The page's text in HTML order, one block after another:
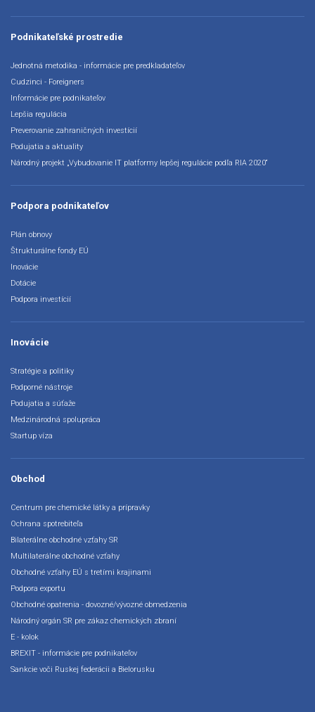
Podnikateľské prostredie
Jednotná metodika - informácie pre predkladateľov
Cudzinci - Foreigners
Informácie pre podnikateľov
Lepšia regulácia
Preverovanie zahraničných investícií
Podujatia a aktuality
Národný projekt „Vybudovanie IT platformy lepšej regulácie podľa RIA 2020“
Podpora podnikateľov
Plán obnovy
Štrukturálne fondy EÚ
Inovácie
Dotácie
Podpora investícií
Inovácie
Stratégie a politiky
Podporné nástroje
Podujatia a súťaže
Medzinárodná spolupráca
Startup víza
Obchod
Centrum pre chemické látky a prípravky
Ochrana spotrebiteľa
Bilaterálne obchodné vzťahy SR
Multilaterálne obchodné vzťahy
Obchodné vzťahy EÚ s tretími krajinami
Podpora exportu
Obchodné opatrenia - dovozné/vývozné obmedzenia
Národný orgán SR pre zákaz chemických zbraní
E - kolok
BREXIT - informácie pre podnikateľov
Sankcie voči Ruskej federácii a Bielorusku